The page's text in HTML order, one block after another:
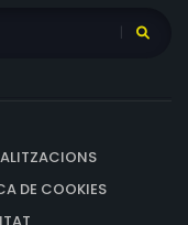
DE COOKIES